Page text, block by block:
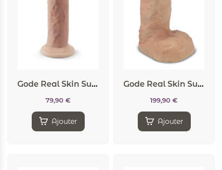
Gode Real Skin Supreme Model 2 flesh 19 cm – SilexD
79,90 €
Ajouter
Gode Real Skin Suprème Model 1 flesh 30 x 9,9 cm – SilexD
199,90 €
Ajouter